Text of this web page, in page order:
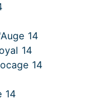
14
14
14
14